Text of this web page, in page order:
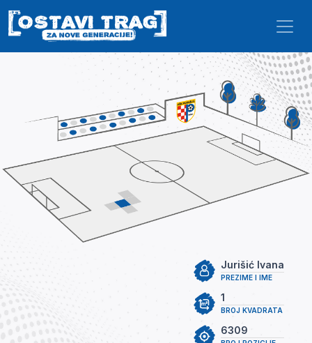
Skip to main content
PREZIME I IME
Jurišić Ivana
BROJ KVADRATA
1
6309